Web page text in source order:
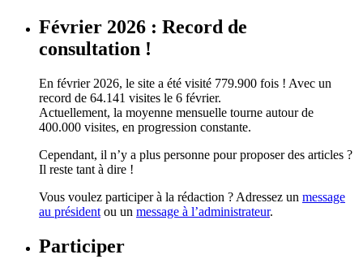
Février 2026 : Record de
consultation !
En février 2026, le site a été visité 779.900 fois ! Avec un
record de 64.141 visites le 6 février.
Actuellement, la moyenne mensuelle tourne autour de
400.000 visites, en progression constante.
Cependant, il n’y a plus personne pour proposer des articles ?
Il reste tant à dire !
Vous voulez participer à la rédaction ? Adressez un message
au président ou un message à l’administrateur.
Participer